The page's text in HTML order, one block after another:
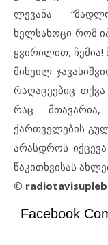
ლევანა
ხელსახოცი რომ
ყვირილით,
მიხეილ
რაღაცეებიც
რაც
ქართველების
არასდროს
წაკითხვისას
©
Facebook